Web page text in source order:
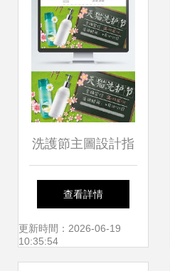
洗護節主圖設計指
南 高轉化率洗滌用
品PSB素材下載與
查看詳情
更新時間：2026-06-19
10:35:54